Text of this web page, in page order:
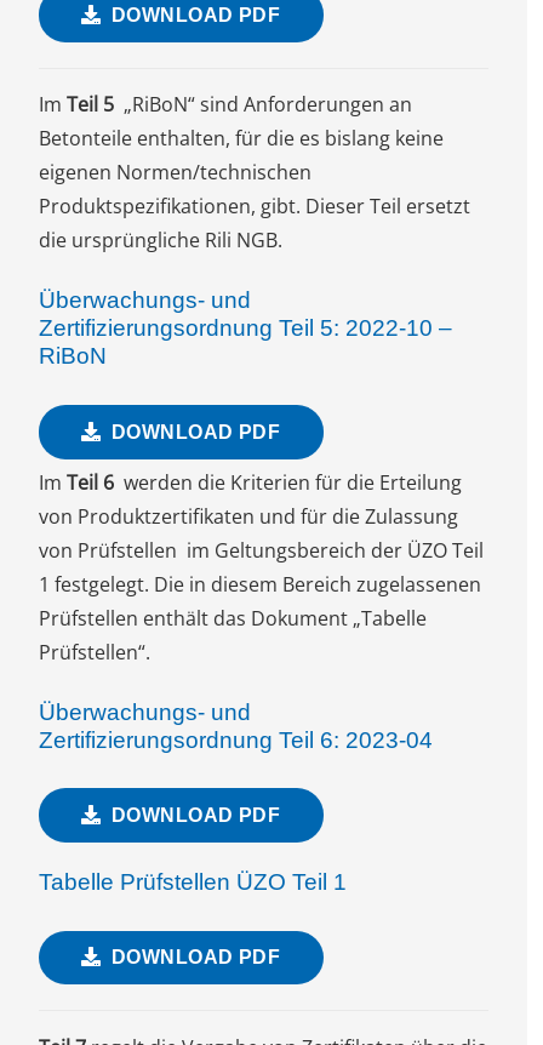
DOWNLOAD PDF
Im Teil 5 „RiBoN“ sind Anforderungen an
Betonteile enthalten, für die es bislang keine
eigenen Normen/technischen
Produktspezifikationen, gibt. Dieser Teil ersetzt
die ursprüngliche Rili NGB.
Überwachungs- und
Zertifizierungsordnung Teil 5: 2022-10 –
RiBoN
DOWNLOAD PDF
Im Teil 6 werden die Kriterien für die Erteilung
von Produktzertifikaten und für die Zulassung
von Prüfstellen im Geltungsbereich der ÜZO Teil
1 festgelegt. Die in diesem Bereich zugelassenen
Prüfstellen enthält das Dokument „Tabelle
Prüfstellen“.
Überwachungs- und
Zertifizierungsordnung Teil 6: 2023-04
DOWNLOAD PDF
Tabelle Prüfstellen ÜZO Teil 1
DOWNLOAD PDF